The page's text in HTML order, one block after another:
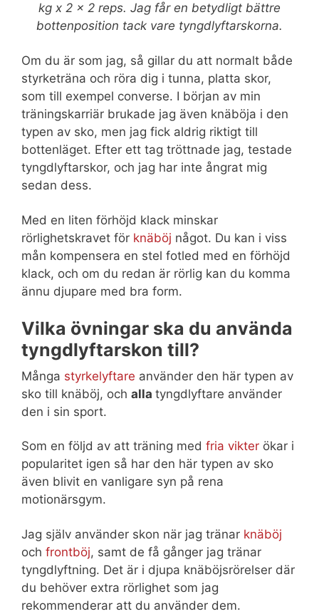
kg x 2 x 2 reps. Jag får en betydligt bättre
bottenposition tack vare tyngdlyftarskorna.
Om du är som jag, så gillar du att normalt både
styrketräna och röra dig i tunna, platta skor,
som till exempel converse. I början av min
träningskarriär brukade jag även knäböja i den
typen av sko, men jag fick aldrig riktigt till
bottenläget. Efter ett tag tröttnade jag, testade
tyngdlyftarskor, och jag har inte ångrat mig
sedan dess.
Med en liten förhöjd klack minskar
rörlighetskravet för knäböj något. Du kan i viss
mån kompensera en stel fotled med en förhöjd
klack, och om du redan är rörlig kan du komma
ännu djupare med bra form.
Vilka övningar ska du använda
tyngdlyftarskon till?
Många styrkelyftare använder den här typen av
sko till knäböj, och alla tyngdlyftare använder
den i sin sport.
Som en följd av att träning med fria vikter ökar i
popularitet igen så har den här typen av sko
även blivit en vanligare syn på rena
motionärsgym.
Jag själv använder skon när jag tränar knäböj
och frontböj, samt de få gånger jag tränar
tyngdlyftning. Det är i djupa knäböjsrörelser där
du behöver extra rörlighet som jag
rekommenderar att du använder dem.